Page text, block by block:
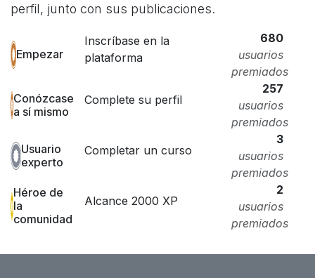
perfil, junto con sus publicaciones.
Empezar
Inscríbase en la
plataforma
680
usuarios
premiados
Conózcase
a sí mismo
Complete su perfil
257
usuarios
premiados
Usuario
experto
Completar un curso
3
usuarios
premiados
Héroe de
la
comunidad
Alcance 2000 XP
2
usuarios
premiados